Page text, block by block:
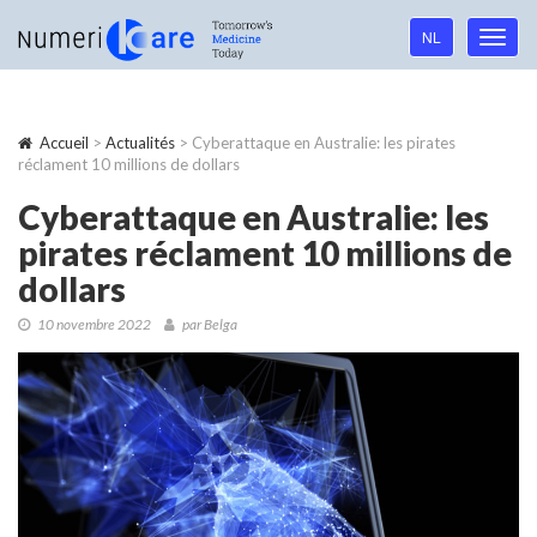
Language
navigation
NL
Accueil > Actualités > Cyberattaque en Australie: les pirates
réclament 10 millions de dollars
Cyberattaque en Australie: les
pirates réclament 10 millions de
dollars
10 novembre 2022 par Belga